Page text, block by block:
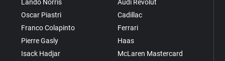
Lando Norris
Oscar Piastri
Franco Colapinto
Pierre Gasly
Isack Hadjar
Audi Revolut
Cadillac
Ferrari
Haas
McLaren Mastercard